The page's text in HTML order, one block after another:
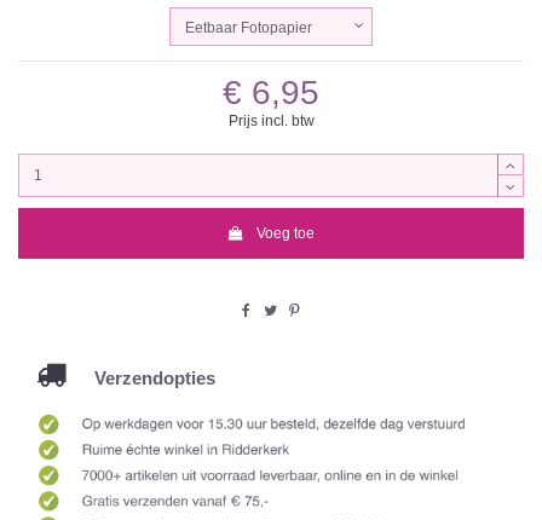
€ 6,95
Prijs incl. btw
Voeg toe
Verzendopties